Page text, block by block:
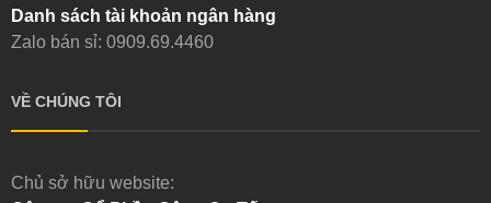
Danh sách tài khoản ngân hàng
Zalo bán sỉ: 0909.69.4460
VỀ CHÚNG TÔI
Chủ sở hữu website: